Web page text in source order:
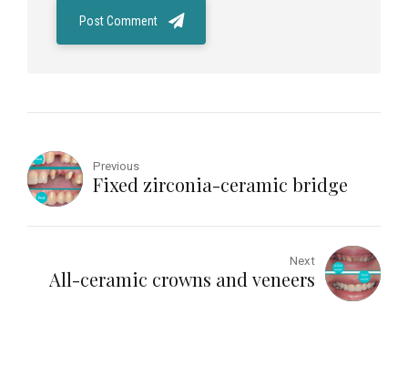
Post Comment
Previous
Fixed zirconia-ceramic bridge
Next
All-ceramic crowns and veneers